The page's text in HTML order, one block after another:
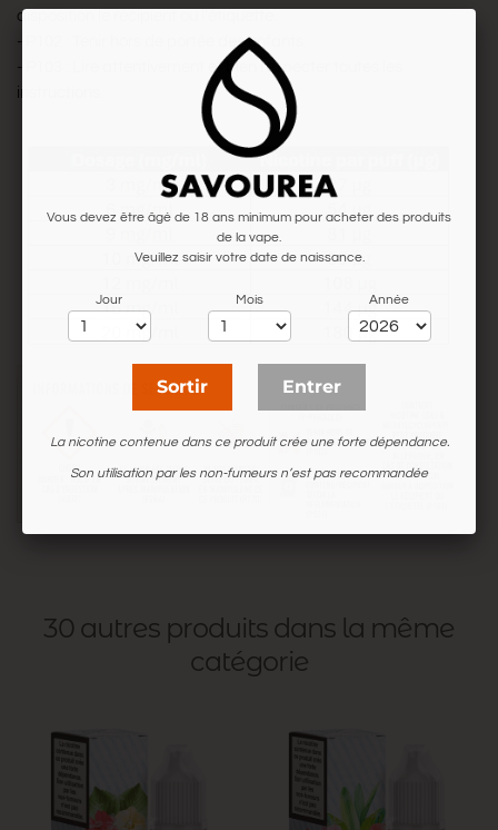
disposition le récipient ou l'étiquette.
- P102 : Tenir hors de portée des enfants.
- P103 : Lire attentivement et bien respecter toutes les
instructions.
30 autres produits dans la même
catégorie
Vous devez être âgé de 18 ans minimum pour acheter des produits
de la vape.
Veuillez saisir votre date de naissance.
Jour Mois Année
Sortir Entrer
La nicotine contenue dans ce produit crée une forte dépendance.
Son utilisation par les non-fumeurs n’est pas recommandée